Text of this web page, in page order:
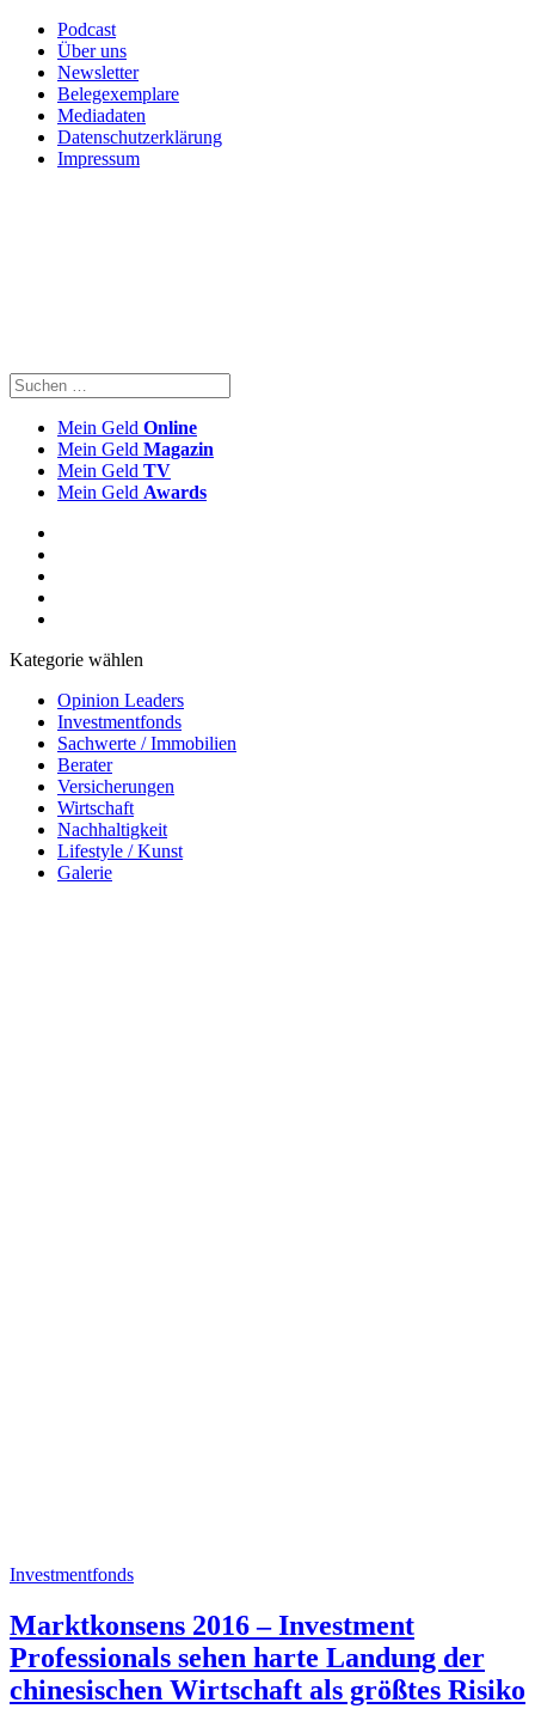
Podcast
Über uns
Newsletter
Belegexemplare
Mediadaten
Datenschutzerklärung
Impressum
Mein Geld Online
Mein Geld Magazin
Mein Geld TV
Mein Geld Awards
Kategorie wählen
Opinion Leaders
Investmentfonds
Sachwerte / Immobilien
Berater
Versicherungen
Wirtschaft
Nachhaltigkeit
Lifestyle / Kunst
Galerie
Investmentfonds
Marktkonsens 2016 – Investment
Professionals sehen harte Landung der
chinesischen Wirtschaft als größtes Risiko